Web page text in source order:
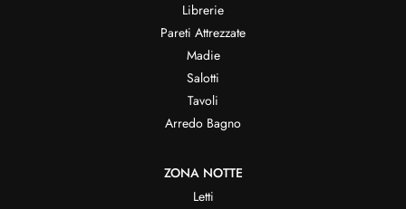
Librerie
Pareti Attrezzate
Madie
Salotti
Tavoli
Arredo Bagno
ZONA NOTTE
Letti